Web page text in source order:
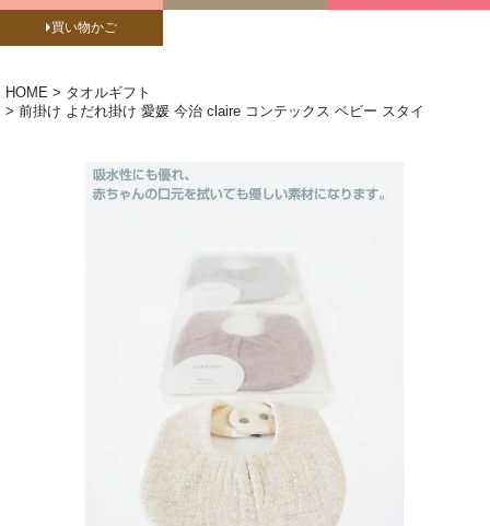
買い物かご
HOME
タオルギフト
前掛け よだれ掛け 愛媛 今治 claire コンテックス ベビー スタイ